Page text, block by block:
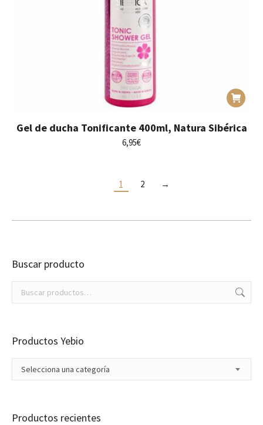
Gel de ducha Tonificante 400ml, Natura Sibérica
6,95€
1 2 →
Buscar producto
Productos Yebio
Selecciona una categoría
Productos recientes